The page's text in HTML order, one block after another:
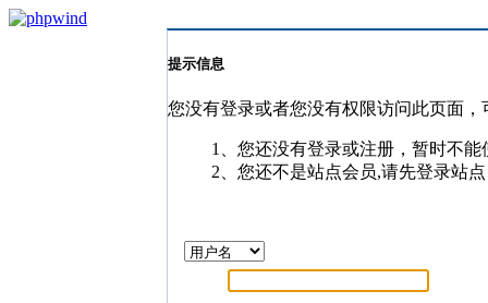
提示信息
您没有登录或者您没有权限访问此页面，
1、您还没有登录或注册，暂时不能
2、您还不是站点会员,请先登录站点